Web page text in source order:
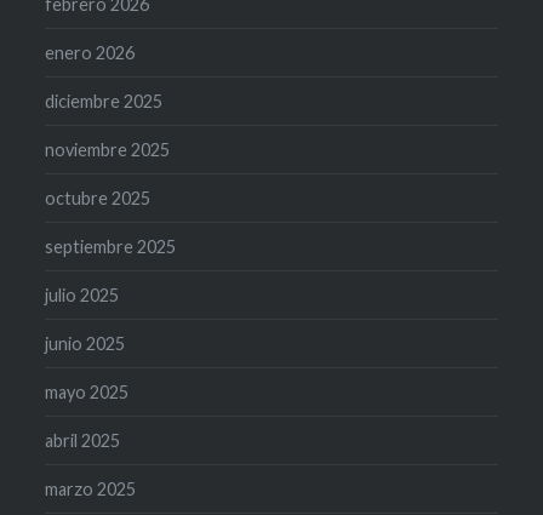
febrero 2026
enero 2026
diciembre 2025
noviembre 2025
octubre 2025
septiembre 2025
julio 2025
junio 2025
mayo 2025
abril 2025
marzo 2025